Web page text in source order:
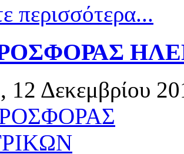
περισσότερα...
12 Δεκεμβρίου